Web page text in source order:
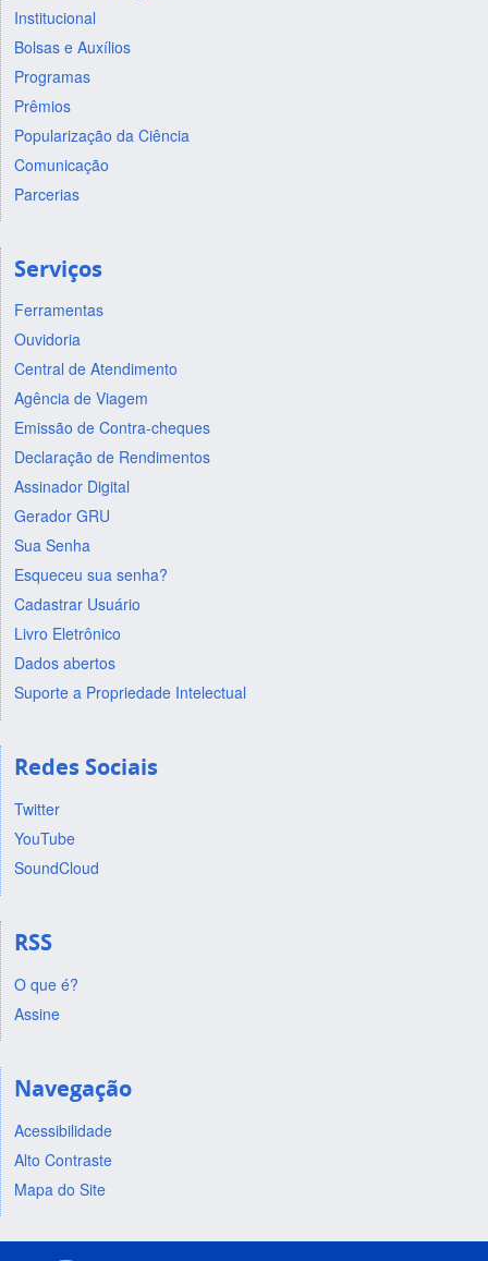
Institucional
Bolsas e Auxílios
Programas
Prêmios
Popularização da Ciência
Comunicação
Parcerias
Serviços
Ferramentas
Ouvidoria
Central de Atendimento
Agência de Viagem
Emissão de Contra-cheques
Declaração de Rendimentos
Assinador Digital
Gerador GRU
Sua Senha
Esqueceu sua senha?
Cadastrar Usuário
Livro Eletrônico
Dados abertos
Suporte a Propriedade Intelectual
Redes Sociais
Twitter
YouTube
SoundCloud
RSS
O que é?
Assine
Navegação
Acessibilidade
Alto Contraste
Mapa do Site